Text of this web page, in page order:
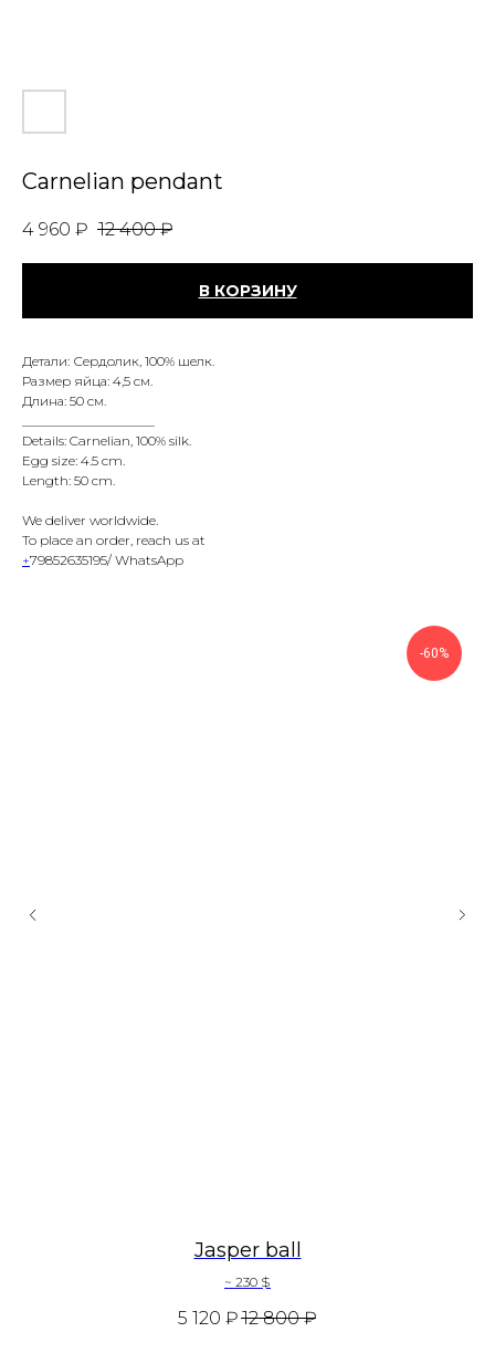
Carnelian pendant
4 960 ₽ 12 400 ₽
В КОРЗИНУ
Детали: Сердолик, 100% шелк.
Размер яйца: 4,5 см.
Длина: 50 см.
Details: Carnelian, 100% silk.
Egg size: 4.5 cm.
Length: 50 cm.
We deliver worldwide.
To place an order, reach us at
+79852635195/ WhatsApp
-60%
Jasper ball
~ 230 $
5 120 ₽ 12 800 ₽